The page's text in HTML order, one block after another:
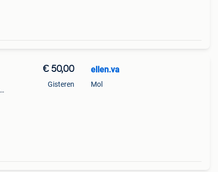
€ 50,00
Gisteren
ellen.va
Mol